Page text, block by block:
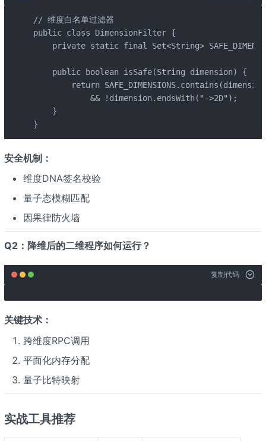
// 维度白名单过滤器
public class DimensionFilter {
private static final Set<String>
    public boolean isSafe(String dimension) {
return
            && !dimension.endsWith("->2D");
    }
}
安全机制：
维度DNA签名校验
量子态模糊匹配
因果律防火墙
Q2：降维后的二维程序如何运行？
复制代码
关键技术：
跨维度RPC调用
平面化内存分配
量子比特映射
实战工具推荐